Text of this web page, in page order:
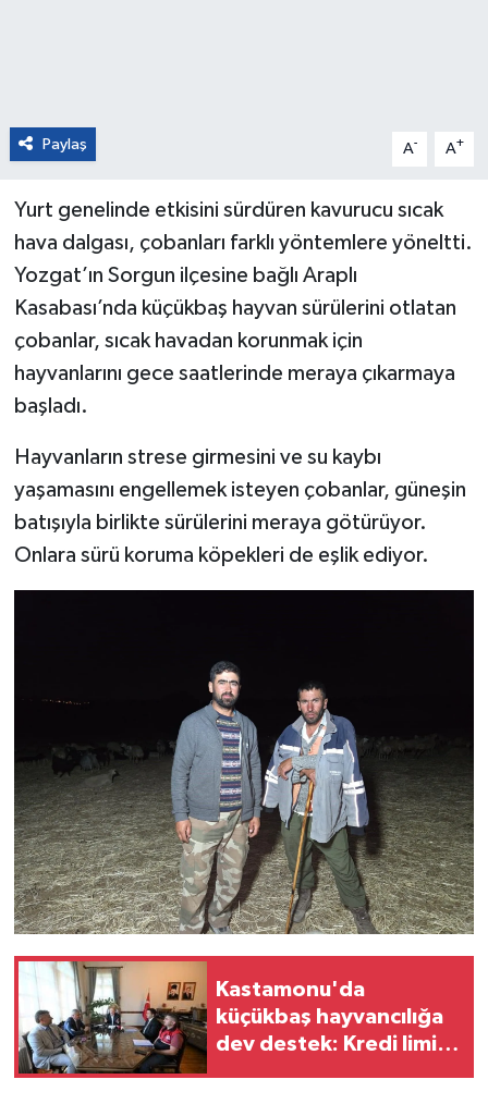
Paylaş A- A+
Yurt genelinde etkisini sürdüren kavurucu sıcak
hava dalgası, çobanları farklı yöntemlere yöneltti.
Yozgat’ın Sorgun ilçesine bağlı Araplı
Kasabası’nda küçükbaş hayvan sürülerini otlatan
çobanlar, sıcak havadan korunmak için
hayvanlarını gece saatlerinde meraya çıkarmaya
başladı.
Hayvanların strese girmesini ve su kaybı
yaşamasını engellemek isteyen çobanlar, güneşin
batışıyla birlikte sürülerini meraya götürüyor.
Onlara sürü koruma köpekleri de eşlik ediyor.
Kastamonu'da
küçükbaş hayvancılığa
dev destek: Kredi limiti